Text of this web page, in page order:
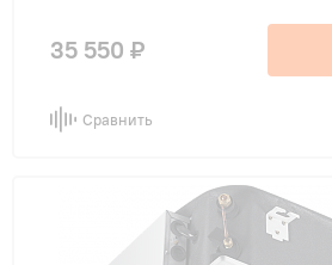
35 550 ₽
Сравнить